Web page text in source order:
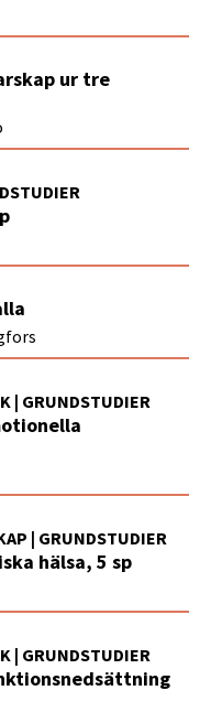
ur tre
| GRUNDSTUDIER
| GRUNDSTUDIER
hälsa, 5 sp
| GRUNDSTUDIER